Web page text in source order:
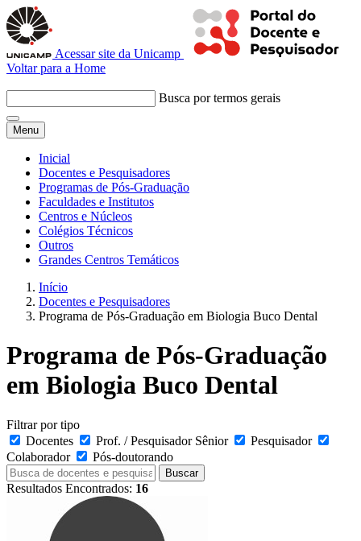
Acessar site da Unicamp
Voltar para a Home
Busca por termos gerais
Menu
Inicial
Docentes e Pesquisadores
Programas de Pós-Graduação
Faculdades e Institutos
Centros e Núcleos
Colégios Técnicos
Outros
Grandes Centros Temáticos
Início
Docentes e Pesquisadores
Programa de Pós-Graduação em Biologia Buco Dental
Programa de Pós-Graduação
em Biologia Buco Dental
Filtrar por tipo
Docentes
Prof. / Pesquisador Sênior
Pesquisador
Colaborador
Pós-doutorando
Buscar
Resultados Encontrados: 16